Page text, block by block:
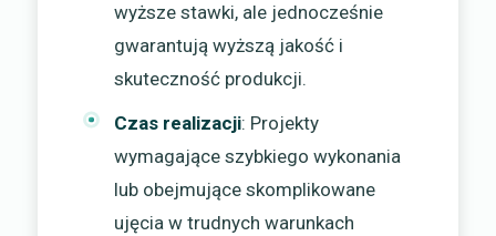
wyższe stawki, ale jednocześnie
gwarantują wyższą jakość i
skuteczność produkcji.
Czas realizacji: Projekty
wymagające szybkiego wykonania
lub obejmujące skomplikowane
ujęcia w trudnych warunkach